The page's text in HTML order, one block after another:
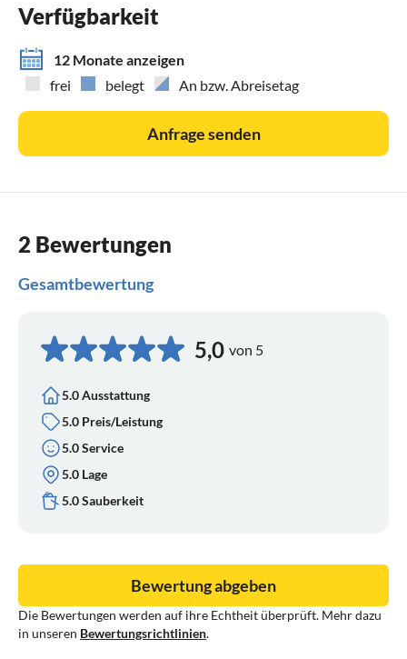
Verfügbarkeit
12 Monate anzeigen
frei
belegt An bzw. Abreisetag
Anfrage senden
2 Bewertungen
Gesamtbewertung
5,0 von 5
5.0 Ausstattung
5.0 Preis/Leistung
5.0 Service
5.0 Lage
5.0 Sauberkeit
Die Bewertungen werden auf ihre Echtheit überprüft. Mehr dazu
in unseren Bewertungsrichtlinien.
Bewertung abgeben